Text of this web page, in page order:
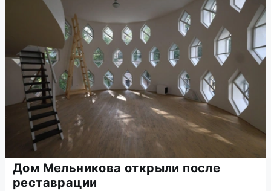
Дом Мельникова открыли после
реставрации